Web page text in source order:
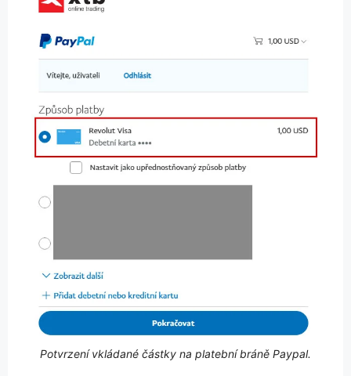
Potvrzení vkládané částky na platební bráně Paypal.